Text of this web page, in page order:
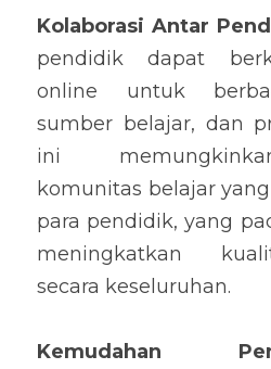
Kolaborasi Antar
pendidik dapat
online untuk
sumber belajar, dan
ini
komunitas belajar
para pendidik, yang
meningkatkan
secara keseluruhan.
Kemudahan